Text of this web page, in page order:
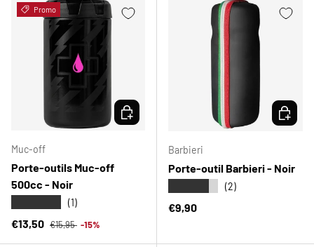
Promo
Muc-off
Porte-outils Muc-off
500cc - Noir
(1)
Prix soldé
€13,50 Prix habituel
€15,95 -15%
CHOISIR LES OPTIONS
Barbieri
Porte-outil Barbieri - Noir
(2)
Prix habituel
€9,90